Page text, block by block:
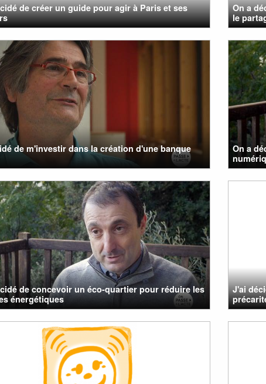
de créer un guide pour agir à Paris et ses
On a
le
de m'investir dans la création d'une banque
On a
de concevoir un éco-quartier pour réduire les
énergétiques
J'ai